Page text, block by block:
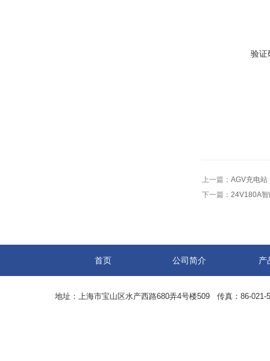
验证
上一篇： AGV充电站
下一篇： 24V180A
首页 公司简介 产
地址：上海市宝山区水产西路680弄4号楼509 传真：86-